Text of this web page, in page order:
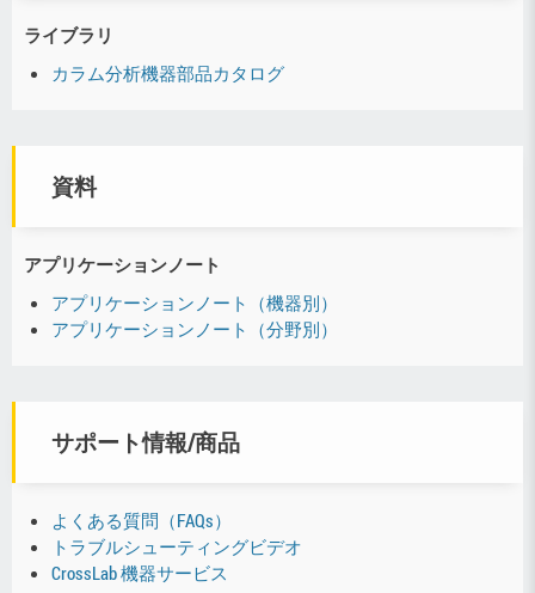
ライブラリ
カラム分析機器部品カタログ
資料
アプリケーションノート
アプリケーションノート（機器別）
アプリケーションノート（分野別）
サポート情報/商品
よくある質問（FAQs）
トラブルシューティングビデオ
CrossLab 機器サービス